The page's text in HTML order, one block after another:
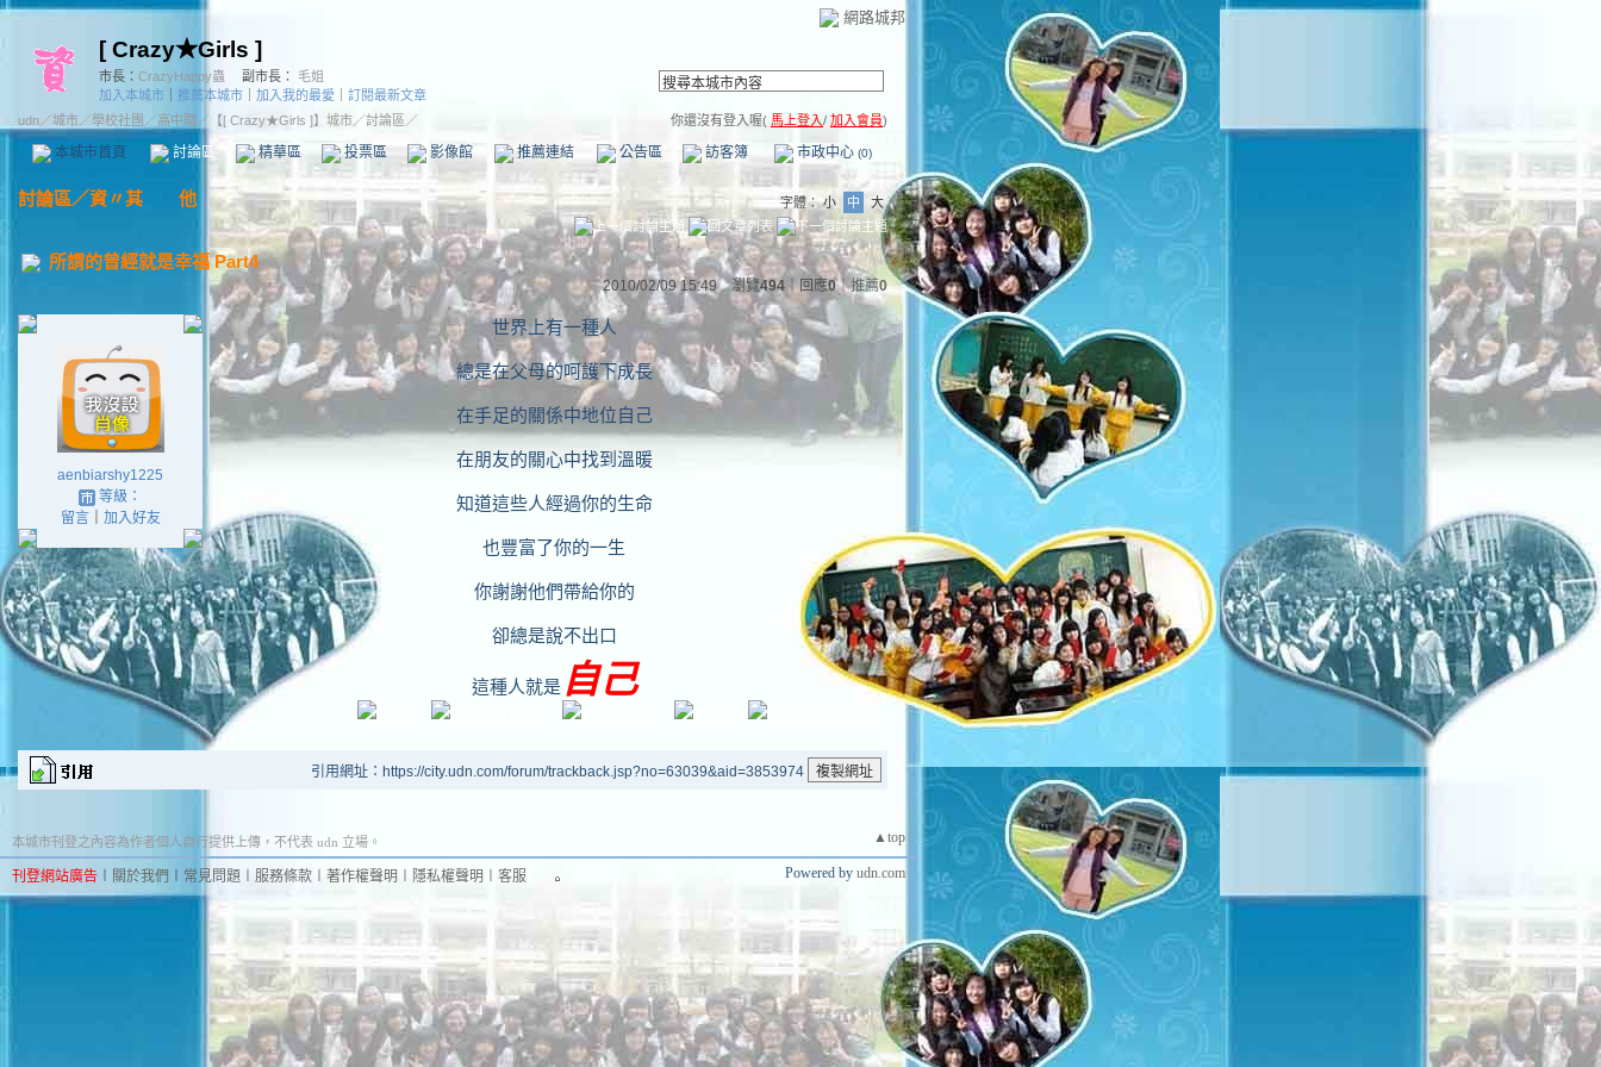
網路城邦
[ Crazy★Girls ]
市長： CrazyHappy蟲 副市長： 毛姐
加入本城市
推薦本城市 加入我的最愛
訂閱最新文章
udn／城市／學校社團 ／高中職／ 【[ Crazy★Girls ]】城市／討論區／ 你還沒有登入喔( 馬上登入/ 加入會員)
本城市首頁 討論區 精華區 投票區 影像館 推薦連結 公告區 訪客簿 市政中心 (0)
討論區／資〃其 他 字體： 小 中 大
所謂的曾經就是幸福 Part4
2010/02/09 15:49 瀏覽494 ｜回應0｜推薦0
aenbiarshy1225
等級：
留言｜ 加入好友
世界上有一種人
總是在父母的呵護下成長
在手足的關係中地位自己
在朋友的關心中找到溫暖
知道這些人經過你的生命
也豐富了你的一生
你謝謝他們帶給你的
卻總是說不出口
這種人就是自己
引用網址：https://city.udn.com/forum/trackback.jsp?no=63039&aid=3853974
▲top
本城市刊登之內容為作者個人自行提供上傳，不代表 udn 立場。
刊登網站廣告 關於我們 常見問題 服務條款 著作權聲明 隱私權聲明 客服 Powered by udn.com